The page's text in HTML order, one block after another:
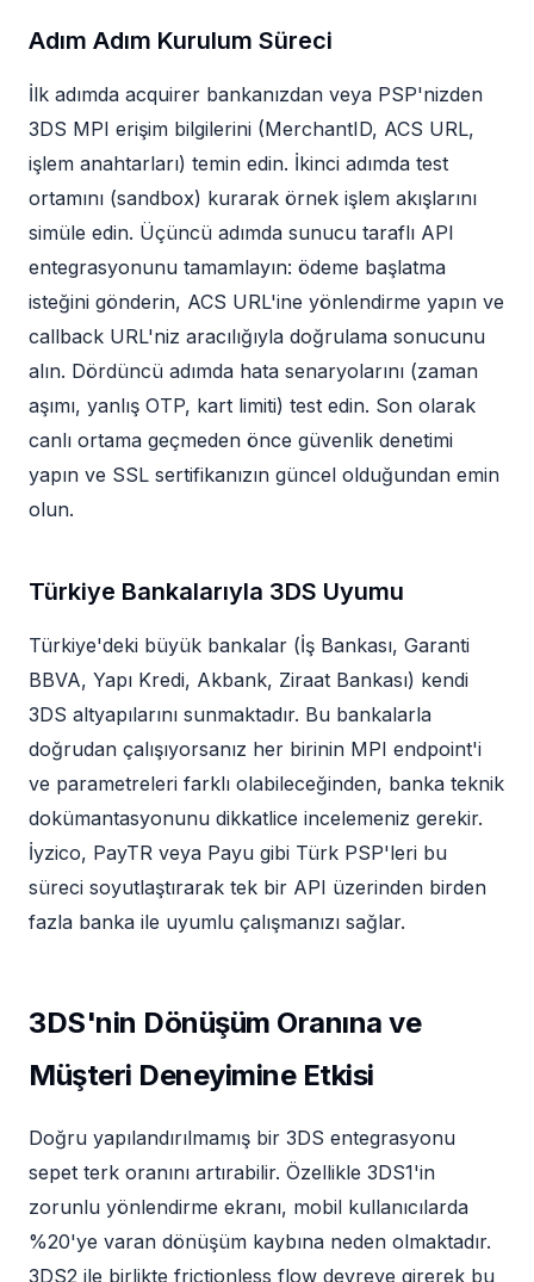
Adım Adım Kurulum Süreci
İlk adımda acquirer bankanızdan veya PSP'nizden
3DS MPI erişim bilgilerini (MerchantID, ACS URL,
işlem anahtarları) temin edin. İkinci adımda test
ortamını (sandbox) kurarak örnek işlem akışlarını
simüle edin. Üçüncü adımda sunucu taraflı API
entegrasyonunu tamamlayın: ödeme başlatma
isteğini gönderin, ACS URL'ine yönlendirme yapın ve
callback URL'niz aracılığıyla doğrulama sonucunu
alın. Dördüncü adımda hata senaryolarını (zaman
aşımı, yanlış OTP, kart limiti) test edin. Son olarak
canlı ortama geçmeden önce güvenlik denetimi
yapın ve SSL sertifikanızın güncel olduğundan emin
olun.
Türkiye Bankalarıyla 3DS Uyumu
Türkiye'deki büyük bankalar (İş Bankası, Garanti
BBVA, Yapı Kredi, Akbank, Ziraat Bankası) kendi
3DS altyapılarını sunmaktadır. Bu bankalarla
doğrudan çalışıyorsanız her birinin MPI endpoint'i
ve parametreleri farklı olabileceğinden, banka teknik
dokümantasyonunu dikkatlice incelemeniz gerekir.
İyzico, PayTR veya Payu gibi Türk PSP'leri bu
süreci soyutlaştırarak tek bir API üzerinden birden
fazla banka ile uyumlu çalışmanızı sağlar.
3DS'nin Dönüşüm Oranına ve
Müşteri Deneyimine Etkisi
Doğru yapılandırılmamış bir 3DS entegrasyonu
sepet terk oranını artırabilir. Özellikle 3DS1'in
zorunlu yönlendirme ekranı, mobil kullanıcılarda
%20'ye varan dönüşüm kaybına neden olmaktadır.
3DS2 ile birlikte frictionless flow devreye girerek bu